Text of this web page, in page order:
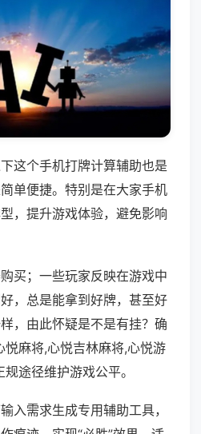
这个手机打牌计算辅助也是
单便捷。特别是在大家手机
，提升游戏体验，避免影响
买；一些玩家反映在游戏中
，总是能拿到好牌，甚至好
，由此怀疑是不是有挂？确
麻将,心悦吉林麻将,心悦游
途径维护游戏公平。
入需求生成专用辅助工具，